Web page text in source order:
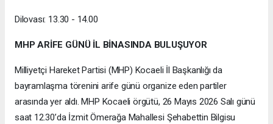
Dilovası: 13.30 - 14.00
MHP ARİFE GÜNÜ İL BİNASINDA BULUŞUYOR
Milliyetçi Hareket Partisi (MHP) Kocaeli İl Başkanlığı da
bayramlaşma törenini arife günü organize eden partiler
arasında yer aldı. MHP Kocaeli örgütü, 26 Mayıs 2026 Salı günü
saat 12.30’da İzmit Ömerağa Mahallesi Şehabettin Bilgisu